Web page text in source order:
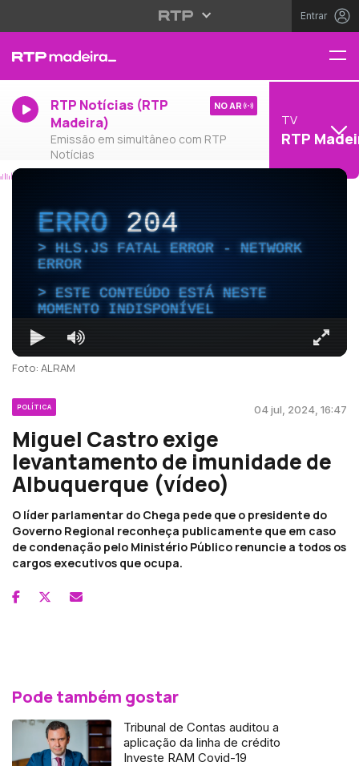
Entrar
RTP Notícias (RTP
Madeira)
Emissão em simultâneo com RTP
Notícias
NO AR
TV
RTP
ERRO204
HLS.JS FATAL ERROR - NETWORK
ERROR
ESTE CONTEÚDO ESTÁ NESTE
MOMENTO INDISPONÍVEL
Foto: ALRAM
POLÍTICA 04 jul, 2024, 16:47
Miguel Castro exige
levantamento de imunidade de
Albuquerque (vídeo)
O líder parlamentar do Chega pede que o presidente do
Governo Regional reconheça publicamente que em caso
de condenação pelo Ministério Público renuncie a todos os
cargos executivos que ocupa.
Pode também gostar
Tribunal de Contas auditou a
aplicação da linha de crédito
Investe RAM Covid-19